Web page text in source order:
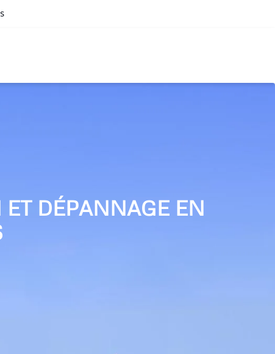
DÉPANNAGE EN